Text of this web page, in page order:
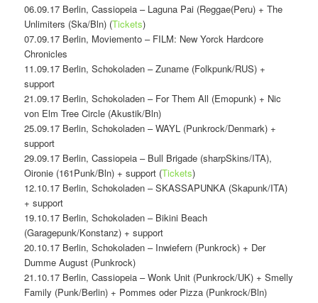
06.09.17 Berlin, Cassiopeia – Laguna Pai (Reggae(Peru) + The
Unlimiters (Ska/Bln) (Tickets)
07.09.17 Berlin, Moviemento – FILM: New Yorck Hardcore
Chronicles
11.09.17 Berlin, Schokoladen – Zuname (Folkpunk/RUS) +
support
21.09.17 Berlin, Schokoladen – For Them All (Emopunk) + Nic
von Elm Tree Circle (Akustik/Bln)
25.09.17 Berlin, Schokoladen – WAYL (Punkrock/Denmark) +
support
29.09.17 Berlin, Cassiopeia – Bull Brigade (sharpSkins/ITA),
Oironie (161Punk/Bln) + support (Tickets)
12.10.17 Berlin, Schokoladen – SKASSAPUNKA (Skapunk/ITA)
+ support
19.10.17 Berlin, Schokoladen – Bikini Beach
(Garagepunk/Konstanz) + support
20.10.17 Berlin, Schokoladen – Inwiefern (Punkrock) + Der
Dumme August (Punkrock)
21.10.17 Berlin, Cassiopeia – Wonk Unit (Punkrock/UK) + Smelly
Family (Punk/Berlin) + Pommes oder Pizza (Punkrock/Bln)